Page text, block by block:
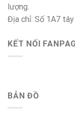
lượng.
Địa chỉ: Số 1A7
KẾT NỐI
BẢN ĐỒ